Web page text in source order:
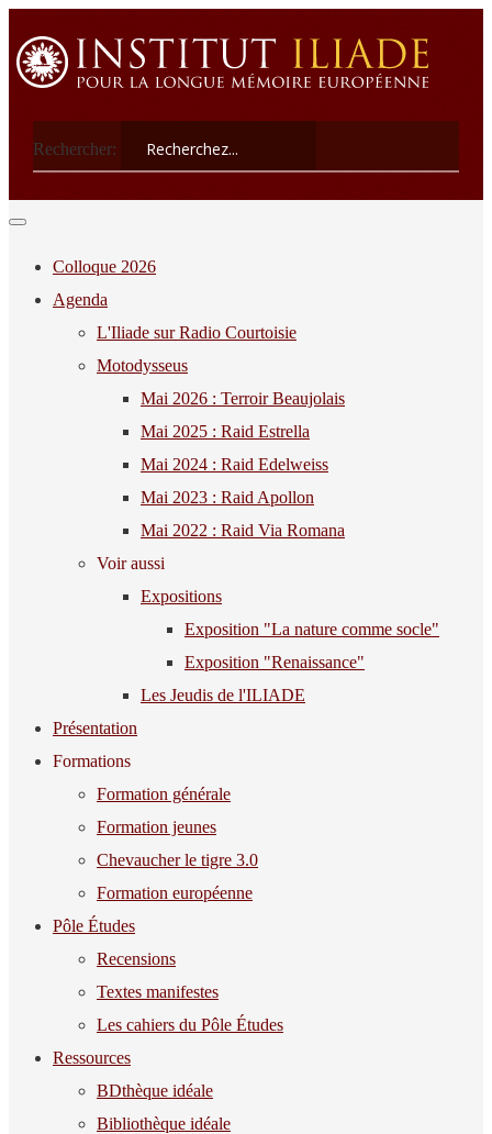
Rechercher:
Colloque 2026
Agenda
L'Iliade sur Radio Courtoisie
Motodysseus
Mai 2026 : Terroir Beaujolais
Mai 2025 : Raid Estrella
Mai 2024 : Raid Edelweiss
Mai 2023 : Raid Apollon
Mai 2022 : Raid Via Romana
Voir aussi
Expositions
Exposition "La nature comme socle"
Exposition "Renaissance"
Les Jeudis de l'ILIADE
Présentation
Formations
Formation générale
Formation jeunes
Chevaucher le tigre 3.0
Formation européenne
Pôle Études
Recensions
Textes manifestes
Les cahiers du Pôle Études
Ressources
BDthèque idéale
Bibliothèque idéale